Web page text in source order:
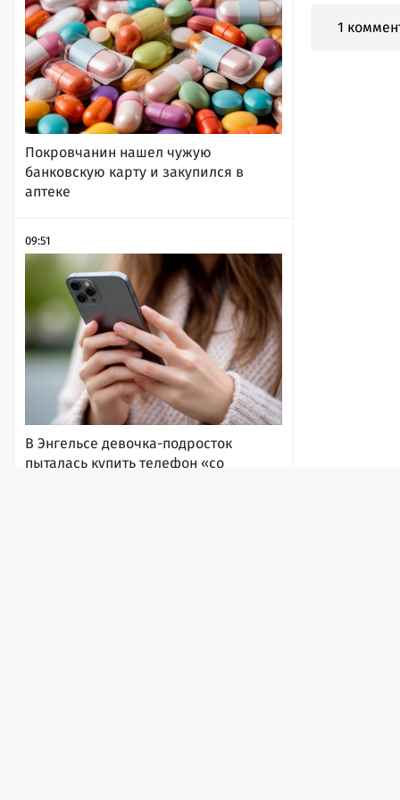
Покровчанин нашел чужую
банковскую карту и закупился в
аптеке
09:51
В Энгельсе девочка-подросток
пыталась купить телефон «со
1